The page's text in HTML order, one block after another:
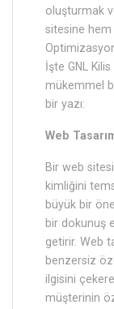
oluşturmak
sitesine
İşte GNL
mükemmel
bir yazı:
Web
Bir web
kimliğini
büyük bir
bir dokunuş
getirir. Web
benzersiz
ilgisini
müşterinin